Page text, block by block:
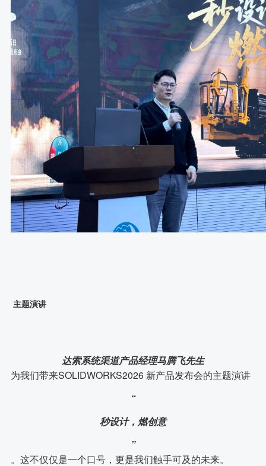
主题演讲
达索系统渠道产品经理马腾飞先生
为我们带来SOLIDWORKS2026 新产品发布会的主题演讲
“
秒设计，燃创意
”
。这不仅仅是一个口号，更是我们触手可及的未来。